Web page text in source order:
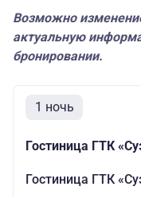
Возможно
актуальную
бронировании.
1 ночь
Гостиница ГТК
Гостиница ГТК